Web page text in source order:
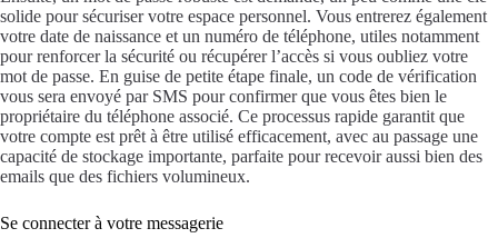
solide pour sécuriser votre espace personnel. Vous entrerez également
votre date de naissance et un numéro de téléphone, utiles notamment
pour renforcer la sécurité ou récupérer l’accès si vous oubliez votre
mot de passe. En guise de petite étape finale, un code de vérification
vous sera envoyé par SMS pour confirmer que vous êtes bien le
propriétaire du téléphone associé. Ce processus rapide garantit que
votre compte est prêt à être utilisé efficacement, avec au passage une
capacité de stockage importante, parfaite pour recevoir aussi bien des
emails que des fichiers volumineux.
Se connecter à votre messagerie